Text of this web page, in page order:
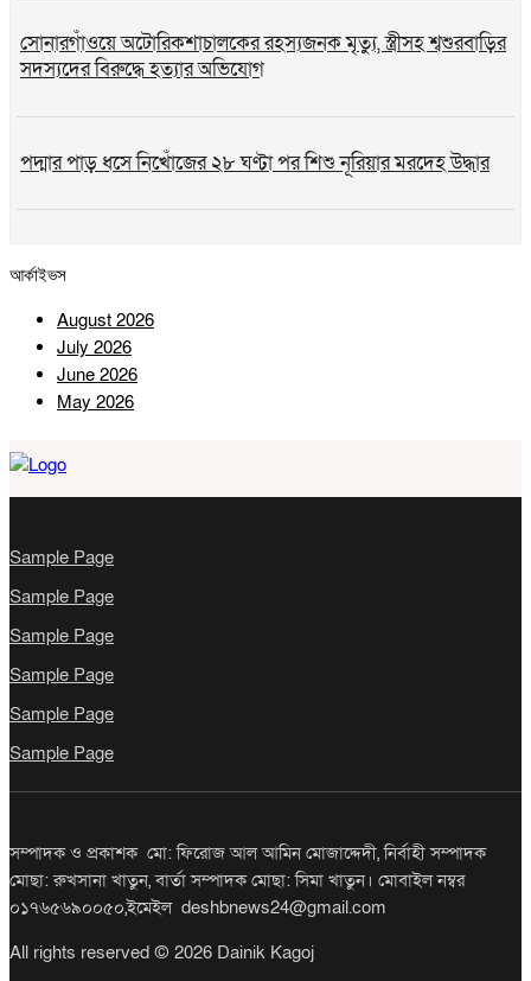
সোনারগাঁওয়ে অটোরিকশাচালকের রহস্যজনক মৃত্যু, স্ত্রীসহ শ্বশুরবাড়ির
সদস্যদের বিরুদ্ধে হত্যার অভিযোগ
পদ্মার পাড় ধসে নিখোঁজের ২৮ ঘণ্টা পর শিশু নূরিয়ার মরদেহ উদ্ধার
সীতাকুণ্ডে জুলাই গণঅভ্যুত্থান দিবস উপলক্ষে বিএনপির বিজয় মিছিল
ও সমাবেশ
মামলা: নিরপেক্ষ তদন্তের দাবি
লংগদুর বিভিন্ন শিক্ষা প্রতিষ্ঠানে যথাযোগ্য
মর্যাদায় জুলাই দিবস পালিত
আর্কাইভস
August 2026
July 2026
June 2026
May 2026
Sample Page
Sample Page
Sample Page
Sample Page
Sample Page
Sample Page
সম্পাদক ও প্রকাশক মো: ফিরোজ আল আমিন মোজাদ্দেদী, নির্বাহী সম্পাদক
মোছা: রুখসানা খাতুন, বার্তা সম্পাদক মোছা: সিমা খাতুন। মোবাইল নম্বর
০১৭৬৫৬৯০০৫০,ইমেইল deshbnews24@gmail.com
All rights reserved © 2026 Dainik Kagoj